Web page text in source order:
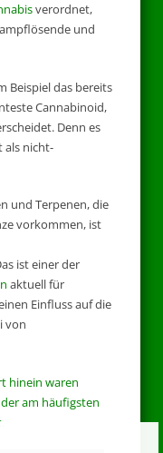
verordnet,
und
Beispiel das bereits
Cannabinoid,
Denn es
als nicht-
und Terpenen, die
vorkommen, ist
ist einer der
aktuell für
Einfluss auf die
von
hinein waren
am häufigsten